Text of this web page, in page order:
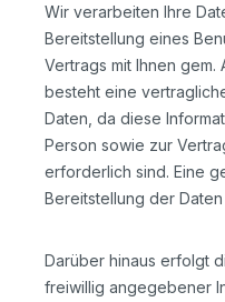
Wir verarbeiten Ihre
Bereitstellung eines
Vertrags mit Ihnen gem.
besteht eine
Daten, da diese
Person sowie zur
erforderlich sind. Eine
Bereitstellung der
Darüber hinaus erfolgt
freiwillig angegebener